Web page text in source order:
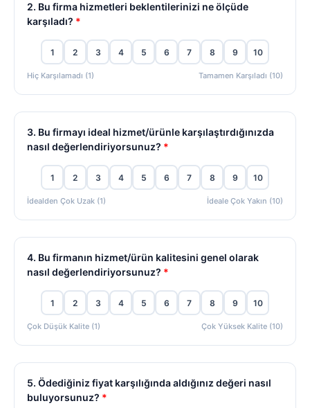
2. Bu firma hizmetleri beklentilerinizi ne ölçüde
karşıladı? *
1 2 3 4 5 6 7 8 9 10
Hiç Karşılamadı (1) Tamamen Karşıladı (10)
3. Bu firmayı ideal hizmet/ürünle karşılaştırdığınızda
nasıl değerlendiriyorsunuz? *
1 2 3 4 5 6 7 8 9 10
İdealden Çok Uzak (1) İdeale Çok Yakın (10)
4. Bu firmanın hizmet/ürün kalitesini genel olarak
nasıl değerlendiriyorsunuz? *
1 2 3 4 5 6 7 8 9 10
Çok Düşük Kalite (1) Çok Yüksek Kalite (10)
5. Ödediğiniz fiyat karşılığında aldığınız değeri nasıl
buluyorsunuz? *